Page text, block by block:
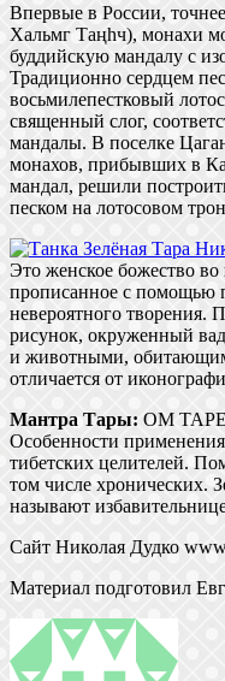
Впервые в России,
Хальмг Таңһч), монахи
буддийскую мандалу с
Традиционно сердцем
восьмилепестковый
священный слог,
мандалы. В поселке
монахов, прибывших в
мандал, решили
песком на лотосовом
Это женское божество во
прописанное с помощью
невероятного творения.
рисунок, окруженный
и животными,
отличается от
Мантра Тары: ОМ
Особенности
тибетских целителей.
том числе хронических.
называют
Сайт Николая Дудко
Материал подготовил